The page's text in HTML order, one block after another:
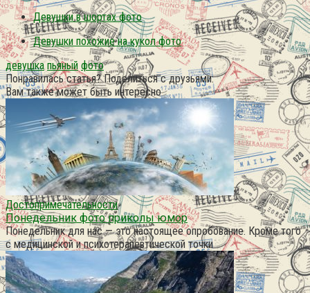
Девушки в шортах фото
Девушки похожие на кукол фото
девушка пьяный фото
Понравилась статья? Поделиться с друзьями:
Вам также может быть интересно
Достопримечательности
Понедельник фото приколы юмор
Понедельник для нас — это настоящее опробование. Кроме того
с медицинской и психотерапевтической точки